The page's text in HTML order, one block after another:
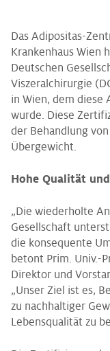
Das Adipositas-
Krankenhaus Wien
Deutschen
Viszeralchirurgie
in Wien, dem diese
wurde. Diese
der Behandlung
Übergewicht.
Hohe Qualität
„Die wiederholte
Gesellschaft
die konsequente
betont Prim. Univ.-
Direktor und
„Unser Ziel ist es,
zu nachhaltiger
Lebensqualität zu